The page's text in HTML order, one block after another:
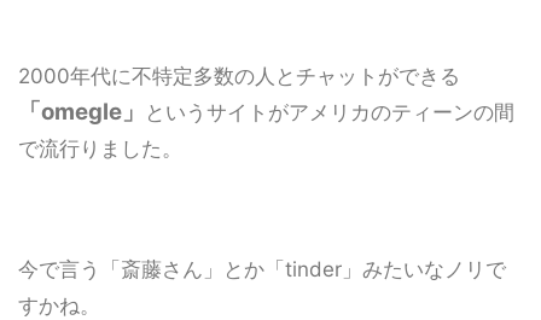
2000年代に不特定多数の人とチャットができる
「omegle」
というサイトがアメリカのティーンの間
で流行りました。
今で言う「斎藤さん」とか「tinder」みたいなノリで
すかね。